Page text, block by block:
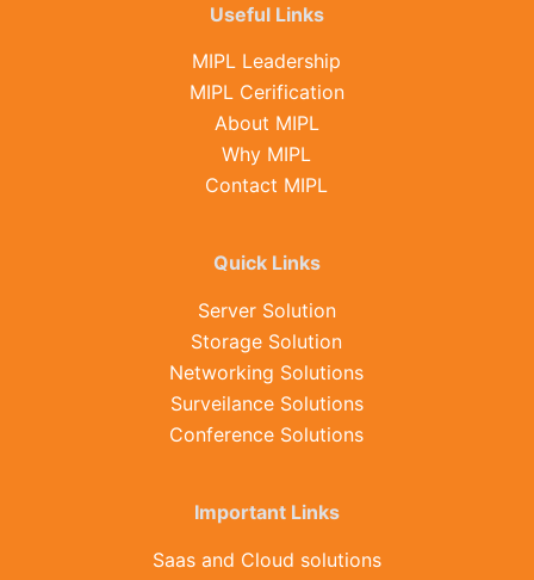
Useful Links
MIPL Leadership
MIPL Cerification
About MIPL
Why MIPL
Contact MIPL
Quick Links
Server Solution
Storage Solution
Networking Solutions
Surveilance Solutions
Conference Solutions
Important Links
Saas and Cloud solutions